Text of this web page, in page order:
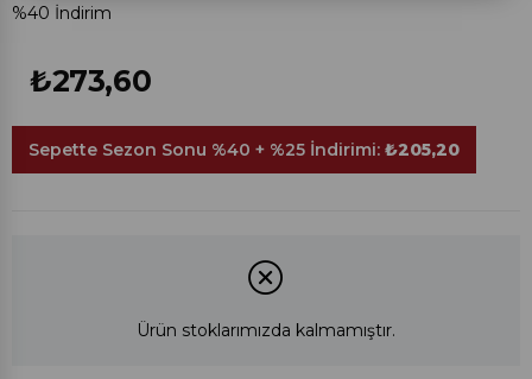
%40 İndirim
₺273,60
Sepette Sezon Sonu %40 + %25 İndirimi: ₺205,20
Ürün stoklarımızda kalmamıştır.